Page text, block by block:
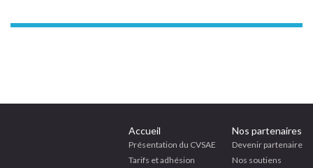
Accueil
Présentation du CVSAE
Tarifs et adhésion
Nos partenaires
Devenir partenaire
Nos soutiens